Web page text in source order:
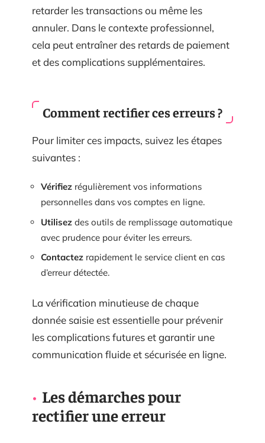
retarder les transactions ou même les
annuler. Dans le contexte professionnel,
cela peut entraîner des retards de paiement
et des complications supplémentaires.
Comment rectifier ces erreurs ?
Pour limiter ces impacts, suivez les étapes
suivantes :
Vérifiez régulièrement vos informations
personnelles dans vos comptes en ligne.
Utilisez des outils de remplissage automatique
avec prudence pour éviter les erreurs.
Contactez rapidement le service client en cas
d’erreur détectée.
La vérification minutieuse de chaque
donnée saisie est essentielle pour prévenir
les complications futures et garantir une
communication fluide et sécurisée en ligne.
Les démarches pour
rectifier une erreur